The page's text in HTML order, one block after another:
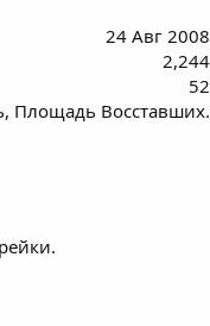
24 Авг 2008
2,244
52
Площадь Восставших.